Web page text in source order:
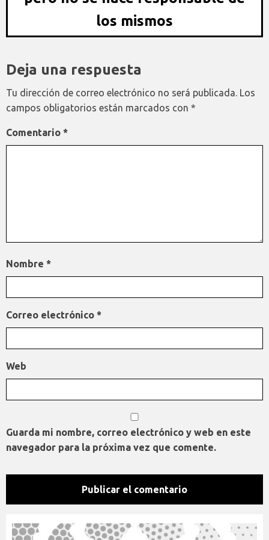
los mismos
Deja una respuesta
Tu dirección de correo electrónico no será publicada. Los
campos obligatorios están marcados con *
Comentario *
Nombre *
Correo electrónico *
Web
Guarda mi nombre, correo electrónico y web en este
navegador para la próxima vez que comente.